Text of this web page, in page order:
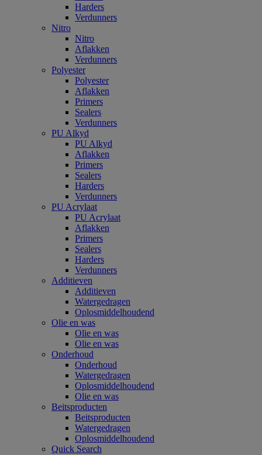
Harders
Verdunners
Nitro
Nitro
Aflakken
Verdunners
Polyester
Polyester
Aflakken
Primers
Sealers
Verdunners
PU Alkyd
PU Alkyd
Aflakken
Primers
Sealers
Harders
Verdunners
PU Acrylaat
PU Acrylaat
Aflakken
Primers
Sealers
Harders
Verdunners
Additieven
Additieven
Watergedragen
Oplosmiddelhoudend
Olie en was
Olie en was
Olie en was
Onderhoud
Onderhoud
Watergedragen
Oplosmiddelhoudend
Olie en was
Beitsproducten
Beitsproducten
Watergedragen
Oplosmiddelhoudend
Quick Search